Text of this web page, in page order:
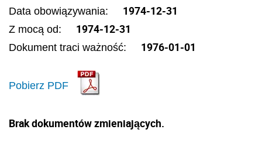
Data obowiązywania: 1974-12-31
Z mocą od: 1974-12-31
Dokument traci ważność: 1976-01-01
Pobierz PDF
Brak dokumentów zmieniających.